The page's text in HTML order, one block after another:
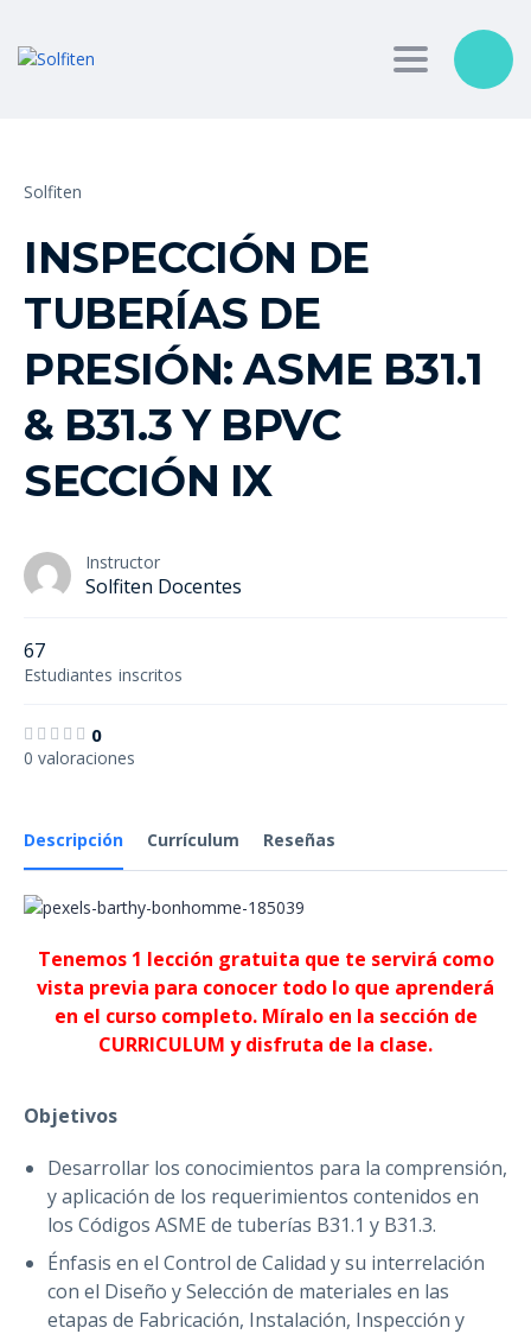
Toggle
Solfiten
INSPECCIÓN DE
TUBERÍAS DE
PRESIÓN: ASME B31.1
& B31.3 Y BPVC
SECCIÓN IX
Instructor
Solfiten Docentes
67
Estudiantes inscritos
0
0 valoraciones
Descripción Currículum Reseñas
Tenemos 1 lección gratuita que te servirá como
vista previa para conocer todo lo que aprenderá
en el curso completo. Míralo en la sección de
CURRICULUM y disfruta de la clase.
Objetivos
Desarrollar los conocimientos para la comprensión,
y aplicación de los requerimientos contenidos en
los Códigos ASME de tuberías B31.1 y B31.3.
Énfasis en el Control de Calidad y su interrelación
con el Diseño y Selección de materiales en las
etapas de Fabricación, Instalación, Inspección y